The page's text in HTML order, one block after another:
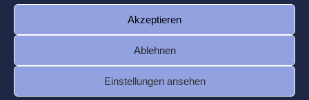
Akzeptieren
Ablehnen
Einstellungen ansehen
Schuster tatkräftig unterstützt. Im Fokus stand
dabei insbesondere das Verständnis dafür,…